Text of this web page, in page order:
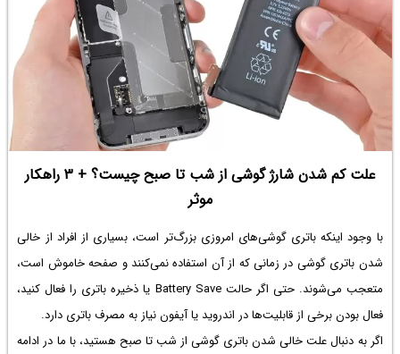
علت کم شدن شارژ گوشی از شب تا صبح چیست؟ + ۳ راهکار
موثر
با وجود اینکه باتری گوشی‌های امروزی بزرگ‌تر است، بسیاری از افراد از خالی
شدن باتری گوشی در زمانی که از آن استفاده نمی‌کنند و صفحه خاموش است،
متعجب می‌شوند. حتی اگر حالت Battery Save یا ذخیره باتری را فعال کنید،
فعال بودن برخی از قابلیت‌ها در اندروید یا آیفون نیاز به مصرف باتری دارد.
اگر به دنبالعلت خالی شدن باتری گوشی از شب تا صبح هستید، با ما در ادامه